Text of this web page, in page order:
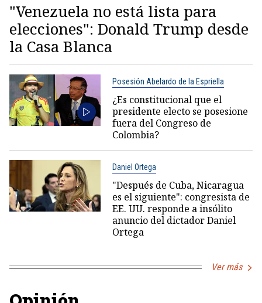
"Venezuela no está lista para
elecciones": Donald Trump desde
la Casa Blanca
Posesión Abelardo de la Espriella
¿Es constitucional que el
presidente electo se posesione
fuera del Congreso de
Colombia?
Daniel Ortega
"Después de Cuba, Nicaragua
es el siguiente": congresista de
EE. UU. responde a insólito
anuncio del dictador Daniel
Ortega
Ver más